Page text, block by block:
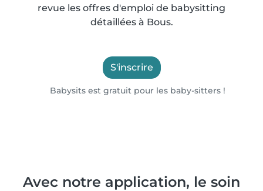
revue les offres d'emploi de babysitting
détaillées à Bous.
S'inscrire
Babysits est gratuit pour les baby-sitters !
Avec notre application, le soin